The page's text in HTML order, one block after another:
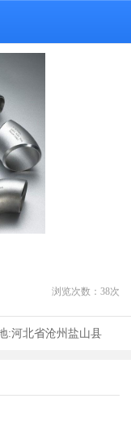
浏览次数： 38次
:河北省沧州盐山县